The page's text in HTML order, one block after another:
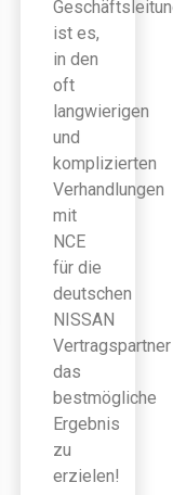
ist es,
in den
oft
langwierigen
und
komplizierten
Verhandlungen
mit
NCE
für die
deutschen
NISSAN
Vertragspartner
das
bestmögliche
Ergebnis
zu
erzielen!